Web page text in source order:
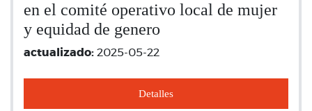
en el comité operativo local de mujer
y equidad de genero
actualizado: 2025-05-22
Detalles